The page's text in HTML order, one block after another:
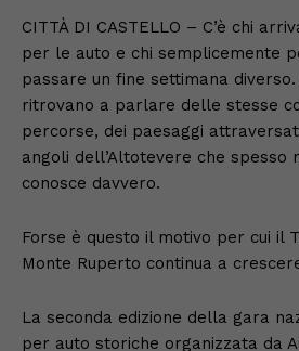
CITTÀ DI CASTELLO – C’è chi
per le auto e chi semplicemente
passare un fine settimana
ritrovano a parlare delle stesse
percorse, dei paesaggi
angoli dell’Altotevere che spesso
conosce davvero.
Forse è questo il motivo per cui il
Monte Ruperto continua a
La seconda edizione della gara
per auto storiche organizzata da